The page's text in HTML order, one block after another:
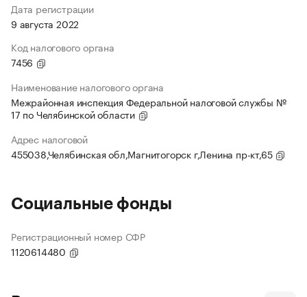
Дата регистрации
9 августа 2022
Код налогового органа
7456
Наименование налогового органа
Межрайонная инспекция Федеральной налоговой службы №
17 по Челябинской области
Адрес налоговой
455038,Челябинская обл,Магнитогорск г,Ленина пр-кт,65
Социальные фонды
Регистрационный номер СФР
1120614480